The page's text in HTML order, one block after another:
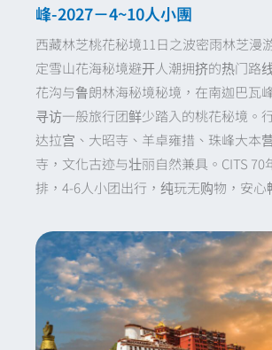
峰-2027－4~10人小團
西藏林芝桃花秘境11日之波密雨林芝漫
定雪山花海秘境避开人潮拥挤的热门路
花沟与鲁朗林海秘境秘境，在南迦巴瓦
寻访一般旅行团鲜少踏入的桃花秘境。
达拉宫、大昭寺、羊卓雍措、珠峰大本
寺，文化古迹与壮丽自然兼具。CITS 70
排，4-6人小团出行，纯玩无购物，安心